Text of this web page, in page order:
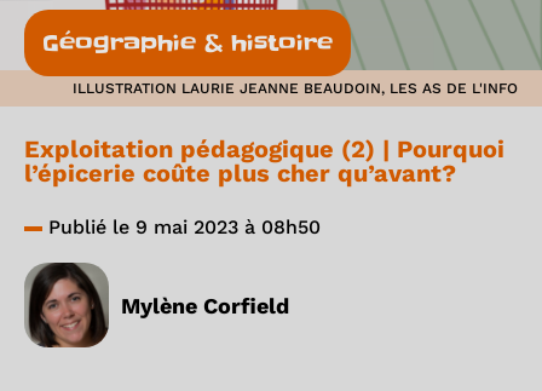
Géographie & histoire
ILLUSTRATION LAURIE JEANNE BEAUDOIN, LES AS DE L'INFO
Exploitation pédagogique (2) | Pourquoi
l’épicerie coûte plus cher qu’avant?
Publié le 9 mai 2023 à 08h50
Mylène Corfield